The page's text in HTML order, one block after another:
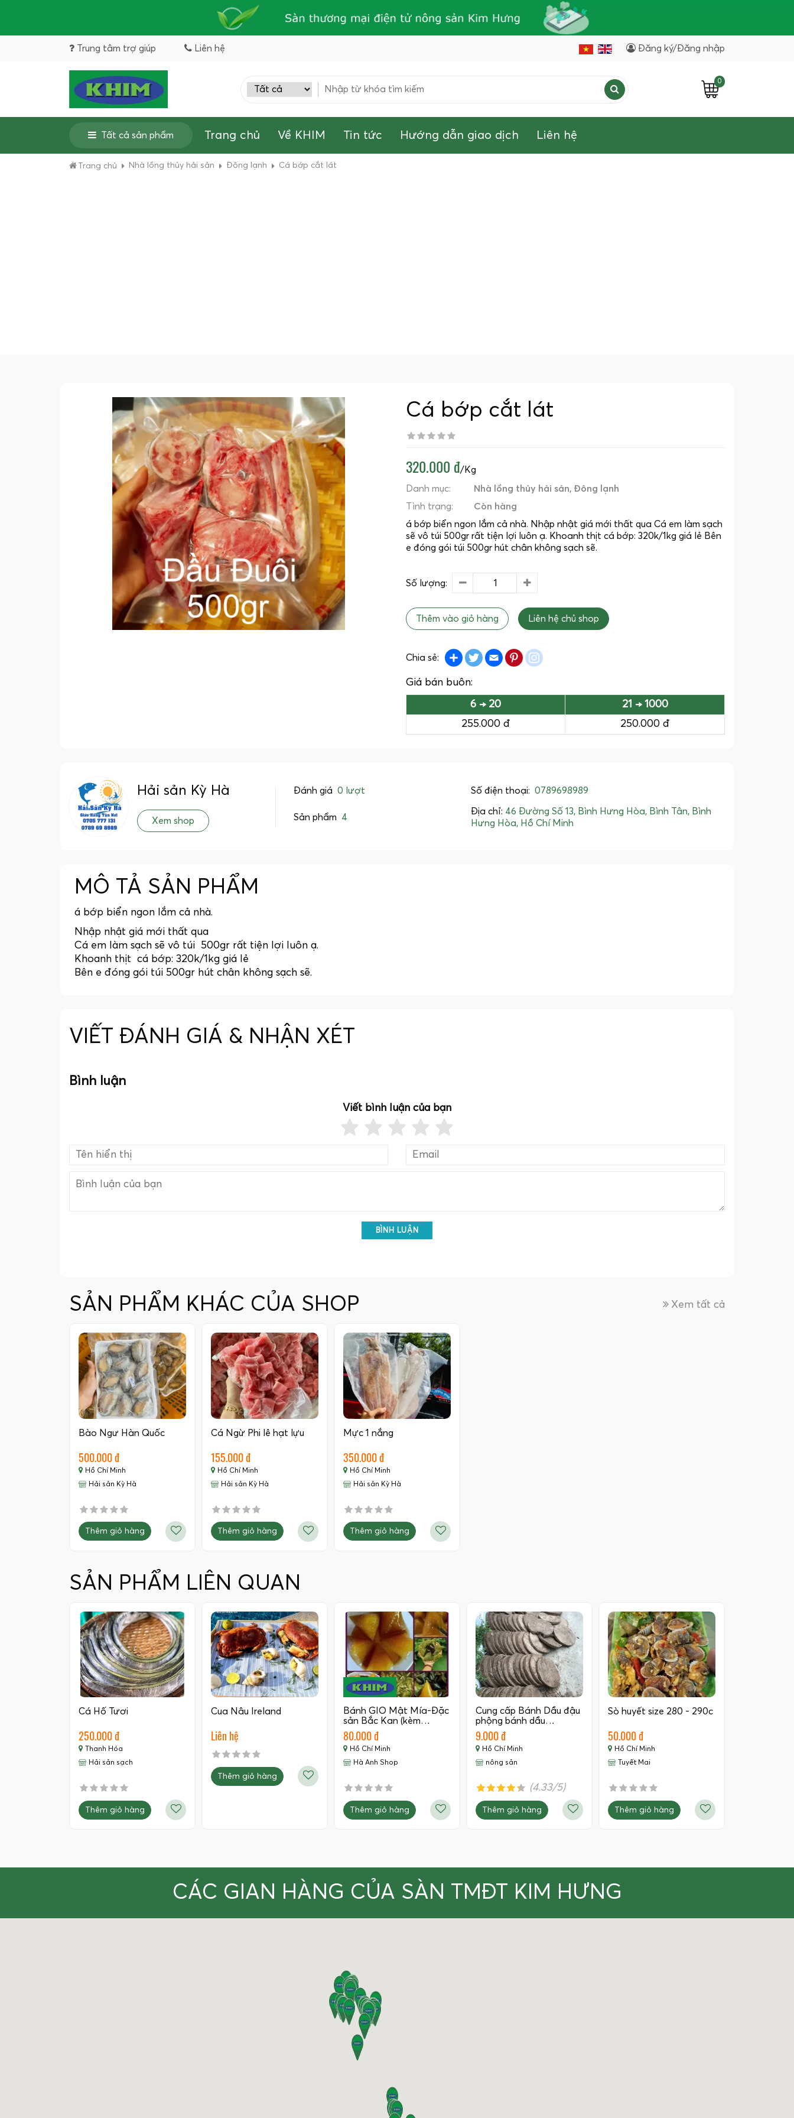
Trung tâm trợ giúp Liên hệ Đăng ký/Đăng nhập
0
Tất cả sản phẩm Trang chủ Về KHIM Tin tức Hướng dẫn giao dịch Liên hệ
Trang chủ Nhà lồng thủy hải sản Đông lạnh Cá bớp cắt lát
Cá bớp cắt lát
320.000 đ/Kg
Danh mục:
Nhà lồng thủy hải sản Đông lạnh
Tình trạng:
Còn hàng
á bớp biển ngon lắm cả nhà. Nhập nhật giá mới thất qua Cá em làm sạch
sẽ vô túi 500gr rất tiện lợi luôn ạ. Khoanh thịt cá bớp: 320k/1kg giá lẻ Bên
e đóng gói túi 500gr hút chân không sạch sẽ.
Số lượng:
Thêm vào giỏ hàng Liên hệ chủ shop
Chia sẻ: ShareTwitterEmailPinterest
Giá bán buôn:
6 → 20
255.000 đ
21 → 1000
250.000 đ
Hải sản Kỳ Hà
Xem shop
Đánh giá 0 lượt Số điện thoại: 0789698989
Sản phẩm 4
Địa chỉ: 46 Đường Số 13, Bình Hưng Hòa, Bình Tân, Bình
Hưng Hòa, Hồ Chí Minh
MÔ TẢ SẢN PHẨM
á bớp biển ngon lắm cả nhà.
Nhập nhật giá mới thất qua
Cá em làm sạch sẽ vô túi 500gr rất tiện lợi luôn ạ.
Khoanh thịt cá bớp: 320k/1kg giá lẻ
Bên e đóng gói túi 500gr hút chân không sạch sẽ.
VIẾT ĐÁNH GIÁ & NHẬN XÉT
Bình luận
Viết bình luận của bạn
BÌNH LUẬN
SẢN PHẨM KHÁC CỦA SHOP Xem tất cả
Bào Ngư Hàn Quốc
500.000 đ
Hồ Chí Minh
Hải sản Kỳ Hà
Thêm giỏ hàng
Cá Ngừ Phi lê hạt lựu
155.000 đ
Hồ Chí Minh
Hải sản Kỳ Hà
Thêm giỏ hàng
Mực 1 nắng
350.000 đ
Hồ Chí Minh
Hải sản Kỳ Hà
Thêm giỏ hàng
SẢN PHẨM LIÊN QUAN
Cá Hố Tươi
250.000 đ
Thanh Hóa
Hải sản sạch
Thêm giỏ hàng
Cua Nâu Ireland
Liên hệ
Thêm giỏ hàng
Bánh GIO Mật Mía-Đặc
sản Bắc Kan (kèm…
80.000 đ
Hồ Chí Minh
Hà Anh Shop
Thêm giỏ hàng
Cung cấp Bánh Dầu đậu
phộng bánh dầu…
9.000 đ
Hồ Chí Minh
nông sản
(4.33/5)
Thêm giỏ hàng
Sò huyết size 280 - 290c
50.000 đ
Hồ Chí Minh
Tuyết Mai
Thêm giỏ hàng
CÁC GIAN HÀNG CỦA SÀN TMĐT KIM HƯNG